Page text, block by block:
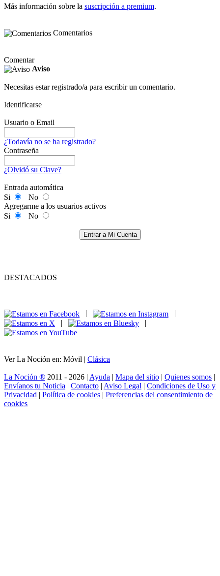
Más información sobre la suscripción a premium.
Comentarios
Comentar
Aviso
Necesitas estar registrado/a para escribir un comentario.
Identificarse
Usuario o Email
¿Todavía no se ha registrado?
Contraseña
¿Olvidó su Clave?
Entrada automática
Si
No
Agregarme a los usuarios activos
Si
No
Entrar a Mi Cuenta
DESTACADOS
|
|
Ver La Noción en: Móvil | Clásica
La Noción ® 2011 - 2026 | Ayuda | Mapa del sitio | Quienes somos |
Envíanos tu Noticia | Contacto | Aviso Legal | Condiciones de Uso y
Privacidad | Política de cookies | Preferencias del consentimiento de
cookies